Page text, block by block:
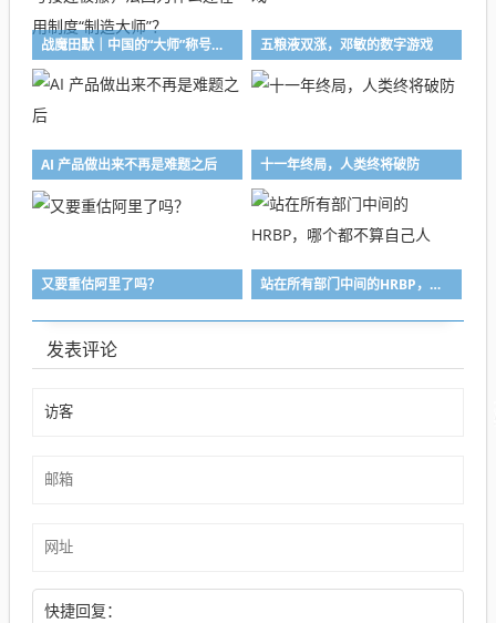
战魔田默｜中国的“大师”称号接连被撤，法国为什么还在用制度“制造大师”？ 五粮液双涨，邓敏的数字游戏
AI 产品做出来不再是难题之后 十一年终局，人类终将破防
又要重估阿里了吗？ 站在所有部门中间的HRBP，哪个都不算自己人
发表评论
快捷回复：